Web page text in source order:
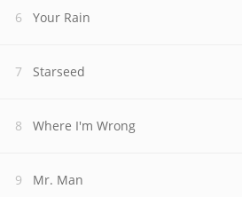
Your Rain
Starseed
Where I'm Wrong
Mr. Man